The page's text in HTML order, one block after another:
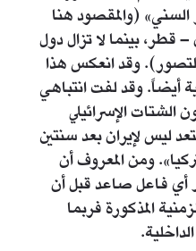
(والمقصود هنا
بينما لا تزال دول
وقد انعكس هذا
أيضاً. وقد لفت انتباهي
الإسرائيلي
ليس لإيران بعد سنتين
ومن المعروف أن
أي فاعل صاعد قبل أن
المذكورة فربما